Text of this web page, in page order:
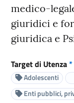
medico-
giuridici e
giuridica e
Target di Utenza*
Adolescenti
Enti pubblici,